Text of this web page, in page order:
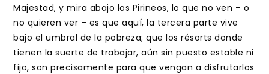
Majestad, y mira abajo los Pirineos, lo que no ven – o
no quieren ver – es que aquí, la tercera parte vive
bajo el umbral de la pobreza; que los résorts donde
tienen la suerte de trabajar, aún sin puesto estable ni
fijo, son precisamente para que vengan a disfrutarlos